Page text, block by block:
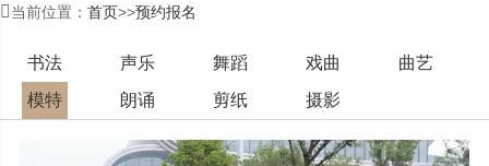
当前位置： 首页>>预约报名
书法 声乐 舞蹈 戏曲
曲艺
模特
朗诵 剪纸 摄影